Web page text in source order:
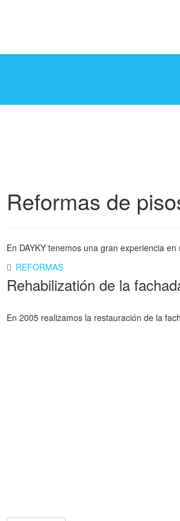
Reformas de
En DAYKY tenemos una gran experiencia
REFORMAS
Rehabilizatión de la
En 2005 realizamos la restauración de la